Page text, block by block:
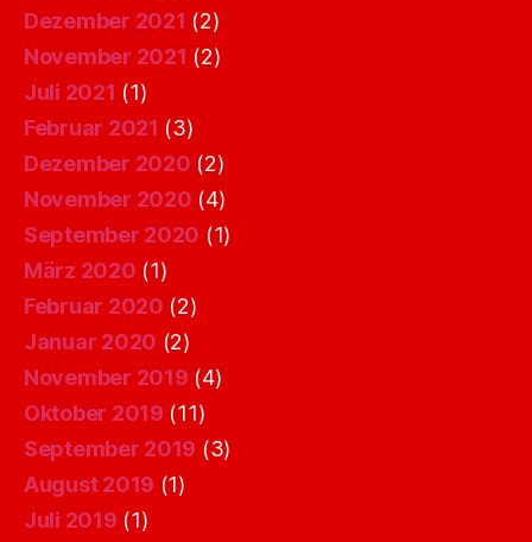
Dezember 2021 (2)
November 2021 (2)
Juli 2021 (1)
Februar 2021 (3)
Dezember 2020 (2)
November 2020 (4)
September 2020 (1)
März 2020 (1)
Februar 2020 (2)
Januar 2020 (2)
November 2019 (4)
Oktober 2019 (11)
September 2019 (3)
August 2019 (1)
Juli 2019 (1)